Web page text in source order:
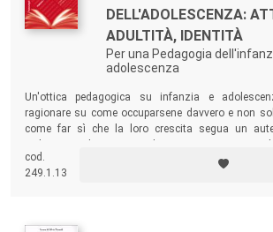
DELL'ADOLESCENZA:
ADULTITÀ, IDENTITÀ
Per una Pedagogia
adolescenza
Un'ottica pedagogica su infanzia e
ragionare su come occuparsene davvero e non
come far sì che la loro crescita segua un
loro ben-essere; quale sia la nuova ottica
aiutare la loro crescita personale e l’affermazione
cod.
249.1.13